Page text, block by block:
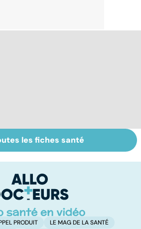
Narcolepsie : des
crises de
involontaires
les fiches santé
PRODUIT LE MAG DE LA SANTÉ